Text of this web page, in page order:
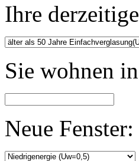
Ihre
Sie wohnen
Neue Fenster: